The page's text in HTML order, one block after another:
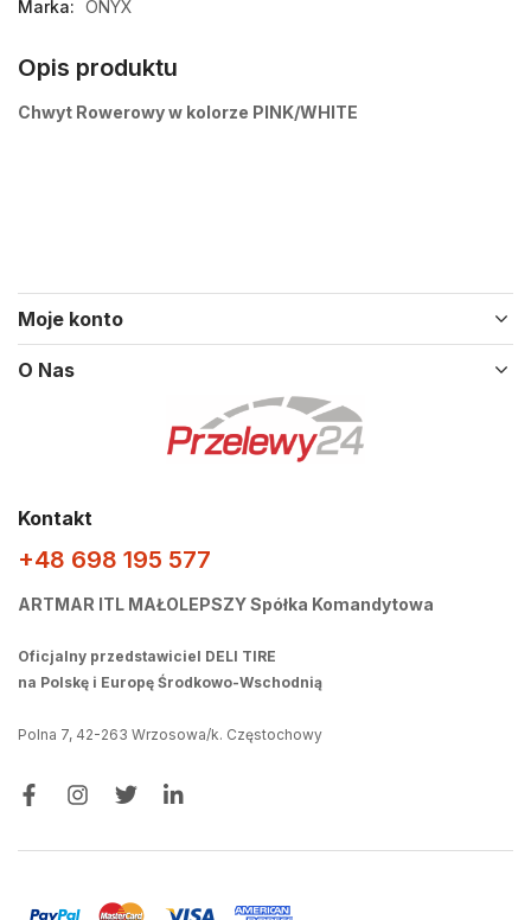
Marka: ONYX
Opis produktu
Chwyt Rowerowy w kolorze PINK/WHITE
Moje konto
O Nas
Kontakt
+48 698 195 577
ARTMAR ITL MAŁOLEPSZY Spółka Komandytowa
Oficjalny przedstawiciel DELI TIRE
na Polskę i Europę Środkowo-Wschodnią
Polna 7, 42-263 Wrzosowa/k. Częstochowy